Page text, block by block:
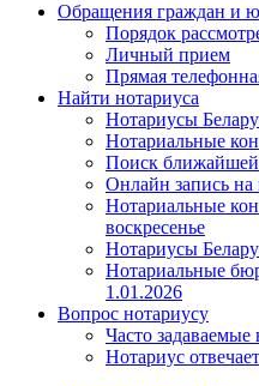
Обращения граждан и
Порядок
Личный прием
Прямая
Найти нотариуса
Нотариусы
Нотариальные
Поиск ближайшей
Онлайн запись на
Нотариальные
воскресенье
Нотариусы
Нотариальные
1.01.2026
Вопрос нотариусу
Часто задаваемые
Нотариус отвечает